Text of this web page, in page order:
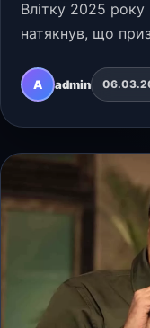
Влітку 2025 року
натякнув, що
зосередитися на
з’ясувалося
A admin